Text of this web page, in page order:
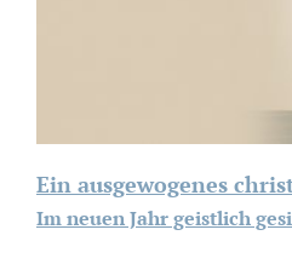
Ein ausgewogenes
Im neuen Jahr geistlich